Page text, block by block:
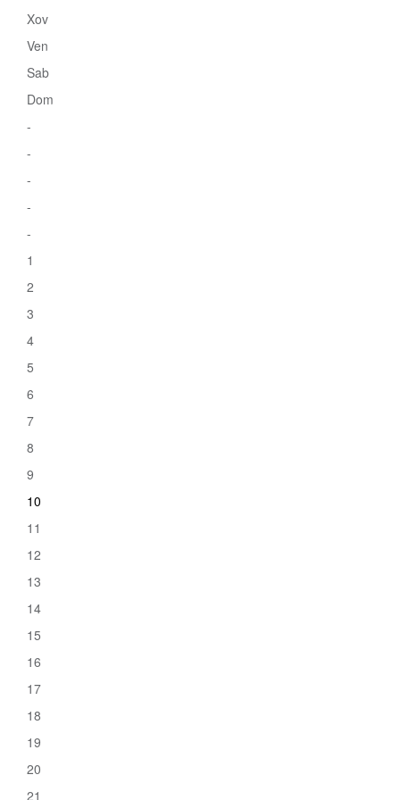
Xov
Ven
Sab
Dom
-
-
-
-
-
1
2
3
4
5
6
7
8
9
10
11
12
13
14
15
16
17
18
19
20
21